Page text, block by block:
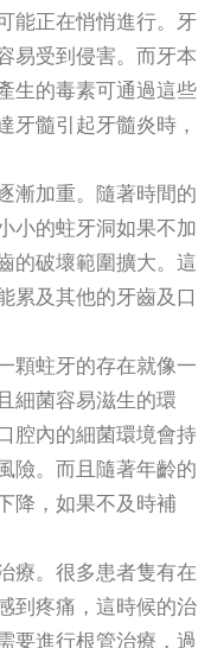
能正在悄悄進行。牙
易受到侵害。而牙本
生的毒素可通過這些
牙髓引起牙髓炎時，
加重。隨著時間的
小的蛀牙洞如果不加
的破壞範圍擴大。這
累及其他的牙齒及口
蛀牙的存在就像一
細菌容易滋生的環
腔內的細菌環境會持
險。而且隨著年齡的
降，如果不及時補
。很多患者隻有在
到疼痛，這時候的治
要進行根管治療，過